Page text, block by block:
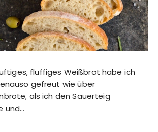
fluffiges Weißbrot habe ich
gefreut wie über
als ich den Sauerteig
und…